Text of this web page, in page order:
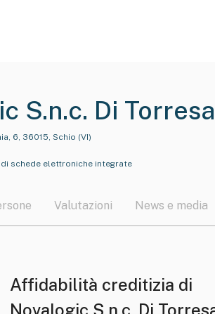
S.n.c. Di
6, 36015, Schio (VI)
schede elettroniche integrate
Valutazioni News e media
Affidabilità creditizia di
Novalogic S.n.c. Di